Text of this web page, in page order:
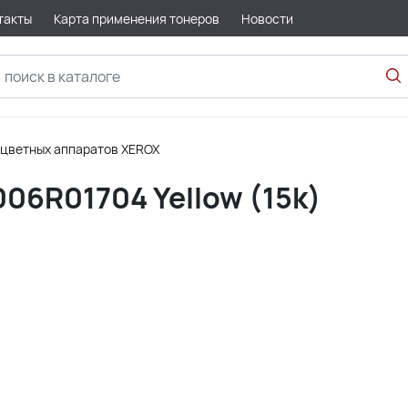
Карта применения тонеров Новости
аппаратов XEROX
Yellow (15k)